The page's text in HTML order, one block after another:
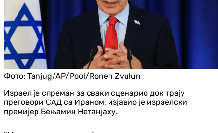
Фото: Tanjug/AP/Pool/Ronen Zvulun
Израел је спреман за сваки сценарио док трају
преговори САД са Ираном, изјавио је израелски
премијер Бењамин Нетанјаху.